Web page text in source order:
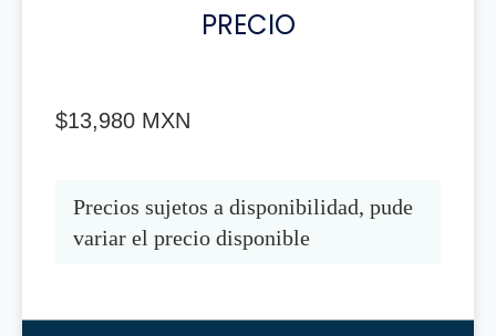
PRECIO
$13,980 MXN
Precios sujetos a disponibilidad, pude
variar el precio disponible